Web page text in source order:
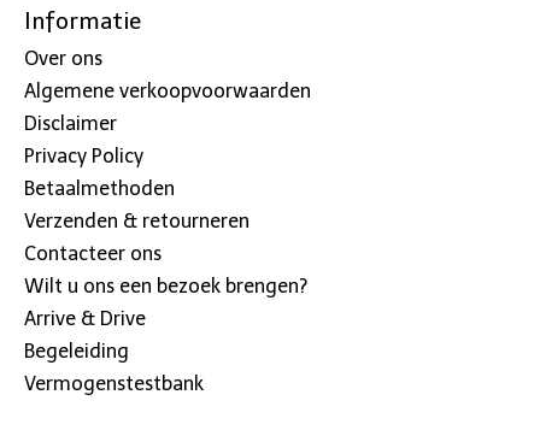
Informatie
Over ons
Algemene verkoopvoorwaarden
Disclaimer
Privacy Policy
Betaalmethoden
Verzenden & retourneren
Contacteer ons
Wilt u ons een bezoek brengen?
Arrive & Drive
Begeleiding
Vermogenstestbank